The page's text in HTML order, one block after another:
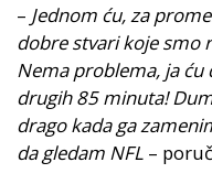
– Jednom ću, za
dobre stvari koje smo
Nema problema, ja ću
drugih 85 minuta!
drago kada ga
da gledam NFL –